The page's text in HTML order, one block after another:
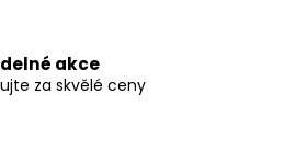
akce
za skvělé ceny